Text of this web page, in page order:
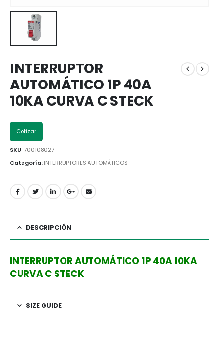
INTERRUPTOR
AUTOMÁTICO 1P 40A
10KA CURVA C STECK
Cotizar
SKU:700108027
Categoría: INTERRUPTORES AUTOMÁTICOS
DESCRIPCIÓN
INTERRUPTOR AUTOMÁTICO 1P 40A 10KA
CURVA C STECK
SIZE GUIDE